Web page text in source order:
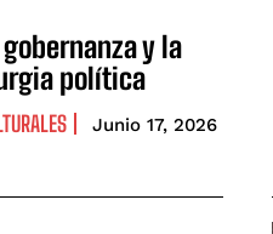
y la
política
Junio 17, 2026